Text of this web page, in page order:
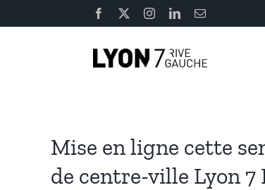
au
Facebook InstagramLinkedInEmail
Mise en ligne cette
de centre-ville Lyon 7